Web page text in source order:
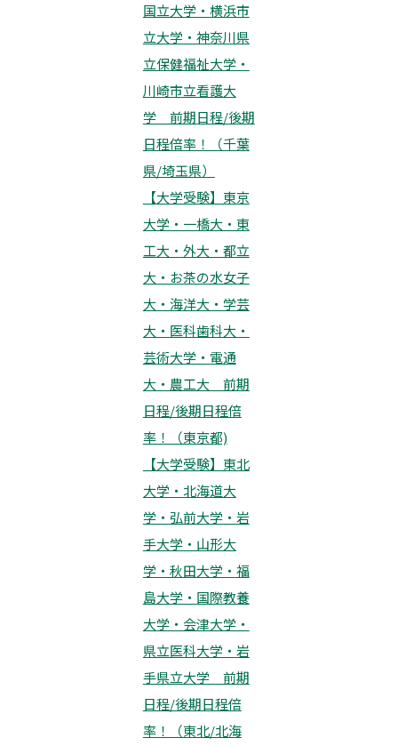
国立大学・横浜市
立大学・神奈川県
立保健福祉大学・
川崎市立看護大
学 前期日程/後期
日程倍率！（千葉
県/埼玉県）
【大学受験】東京
大学・一橋大・東
工大・外大・都立
大・お茶の水女子
大・海洋大・学芸
大・医科歯科大・
芸術大学・電通
大・農工大 前期
日程/後期日程倍
率！（東京都)
【大学受験】東北
大学・北海道大
学・弘前大学・岩
手大学・山形大
学・秋田大学・福
島大学・国際教養
大学・会津大学・
県立医科大学・岩
手県立大学 前期
日程/後期日程倍
率！（東北/北海